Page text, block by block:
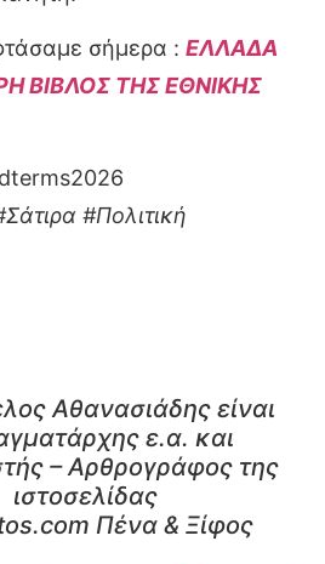
σήμερα : ΕΛΛΑΔΑ
ΒΙΒΛΟΣ ΤΗΣ ΕΘΝΙΚΗΣ
#Πολιτική
Αθανασιάδης είναι
ε.α. και
– Αρθρογράφος της
ιστοσελίδας
Πένα & Ξίφος